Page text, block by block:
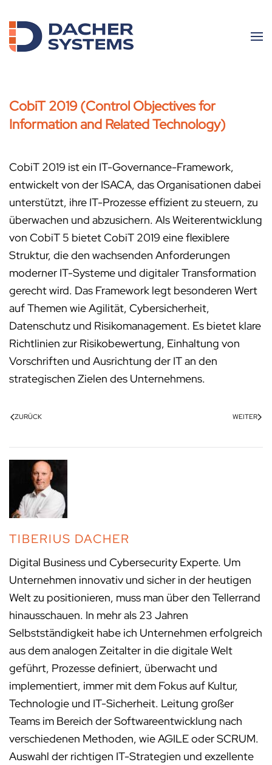
Skip to main content
CobiT 2019 (Control Objectives for
Information and Related Technology)
CobiT 2019 ist ein IT-Governance-Framework,
entwickelt von der ISACA, das Organisationen dabei
unterstützt, ihre IT-Prozesse effizient zu steuern, zu
überwachen und abzusichern. Als Weiterentwicklung
von CobiT 5 bietet CobiT 2019 eine flexiblere
Struktur, die den wachsenden Anforderungen
moderner IT-Systeme und digitaler Transformation
gerecht wird. Das Framework legt besonderen Wert
auf Themen wie Agilität, Cybersicherheit,
Datenschutz und Risikomanagement. Es bietet klare
Richtlinien zur Risikobewertung, Einhaltung von
Vorschriften und Ausrichtung der IT an den
strategischen Zielen des Unternehmens.
ZURÜCK WEITER
TIBERIUS DACHER
Digital Business und Cybersecurity Experte. Um
Unternehmen innovativ und sicher in der heutigen
Welt zu positionieren, muss man über den Tellerrand
hinausschauen. In mehr als 23 Jahren
Selbstständigkeit habe ich Unternehmen erfolgreich
aus dem analogen Zeitalter in die digitale Welt
geführt, Prozesse definiert, überwacht und
implementiert, immer mit dem Fokus auf Kultur,
Technologie und IT-Sicherheit. Leitung großer
Teams im Bereich der Softwareentwicklung nach
verschiedenen Methoden, wie AGILE oder SCRUM.
Auswahl der richtigen IT-Strategien und exzellente